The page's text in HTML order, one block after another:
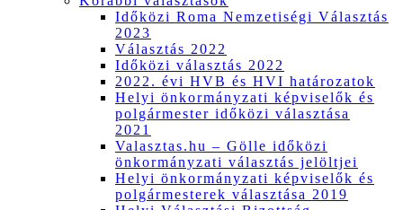
Időközi Roma Nemzetiségi Választás
2023
Választás 2022
Időközi választás 2022
2022. évi HVB és HVI határozatok
Helyi önkormányzati képviselők és
polgármester időközi választása
2021
Valasztas.hu – Gölle időközi
önkormányzati választás jelöltjei
Helyi önkormányzati képviselők és
polgármesterek választása 2019